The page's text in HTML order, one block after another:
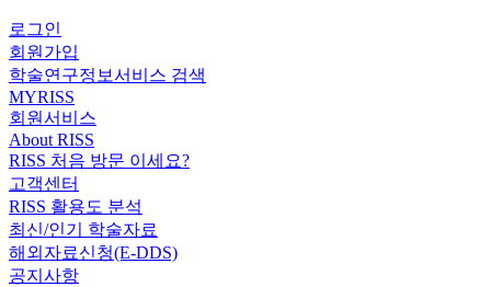
로그인
회원가입
학술연구정보서비스 검색
MYRISS
회원서비스
About RISS
RISS 처음 방문 이세요?
고객센터
RISS 활용도 분석
최신/인기 학술자료
해외자료신청(E-DDS)
공지사항